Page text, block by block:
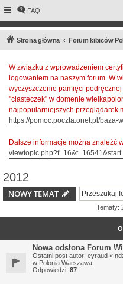
FAQ
Strona główna
W związku z wprowadzeniem
logowaniem na naszym forum. W
wyczyszczenie pamięci
"ciasteczek" w domenie
najpopularniejszych przeglądarek
https://pomoc.poczta.onet.pl/baza-
Dalsze informacje można znaleźć
2012
NOWY TEMAT
Tematy:
Nowa odsłona Forum
Ostatni post autor: eyraud «
w Polonia Warszawa
Odpowiedzi: 87